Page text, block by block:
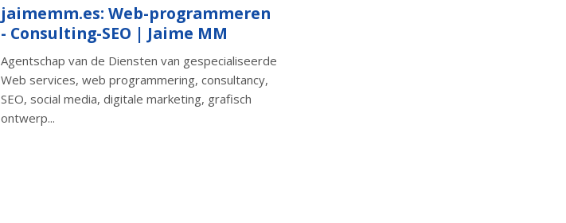
jaimemm.es: Web-programmeren
- Consulting-SEO | Jaime MM
Agentschap van de Diensten van gespecialiseerde
Web services, web programmering, consultancy,
SEO, social media, digitale marketing, grafisch
ontwerp...